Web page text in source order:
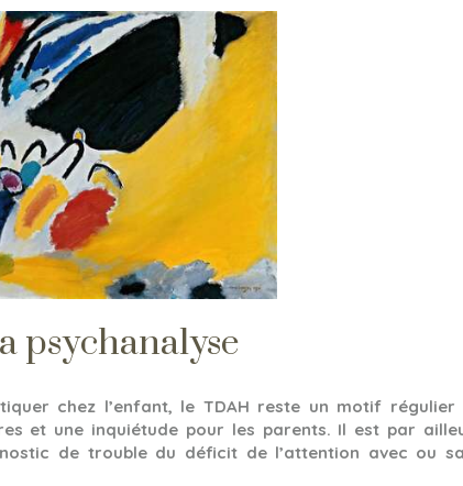
psychanalyse
chez l’enfant, le TDAH reste un motif régulier
et une inquiétude pour les parents. Il est par
de trouble du déficit de l’attention avec ou